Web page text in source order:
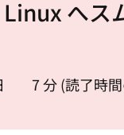
へス
7分 (読了時